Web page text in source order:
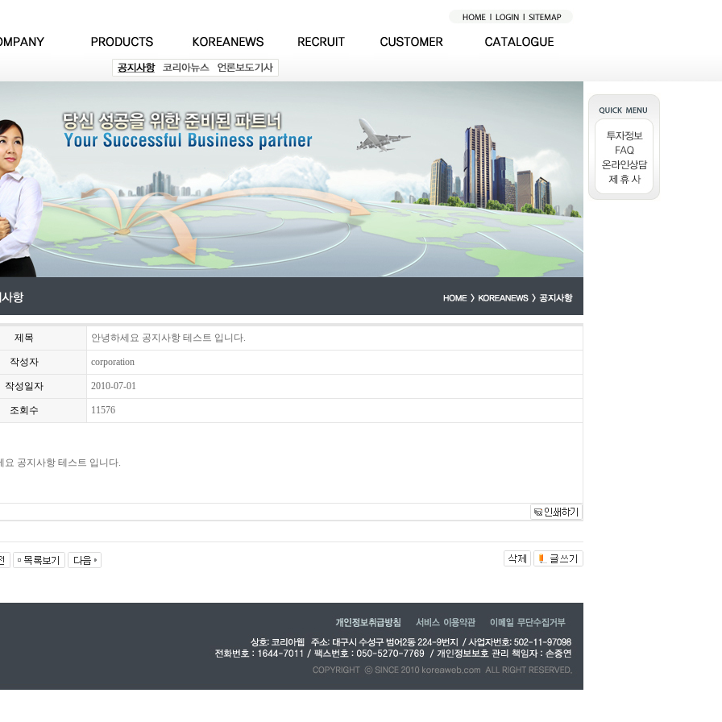
제목 안녕하세요 공지사항 테스트 입니다.
작성자 corporation
작성일자 2010-07-01
조회수 11576
요 공지사항 테스트 입니다.